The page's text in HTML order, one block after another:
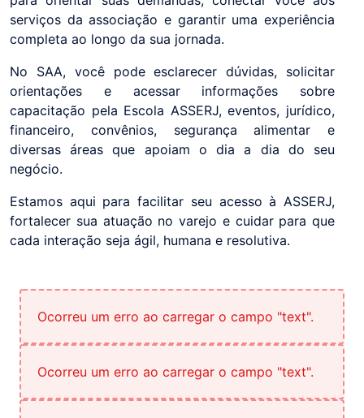
serviços da associação e garantir uma experiência
completa ao longo da sua jornada.
No SAA, você pode esclarecer dúvidas, solicitar
orientações e acessar informações sobre
capacitação pela Escola ASSERJ, eventos, jurídico,
financeiro, convênios, segurança alimentar e
diversas áreas que apoiam o dia a dia do seu
negócio.
Estamos aqui para facilitar seu acesso à ASSERJ,
fortalecer sua atuação no varejo e cuidar para que
cada interação seja ágil, humana e resolutiva.
Ocorreu um erro ao carregar o campo "text".
Ocorreu um erro ao carregar o campo "text".